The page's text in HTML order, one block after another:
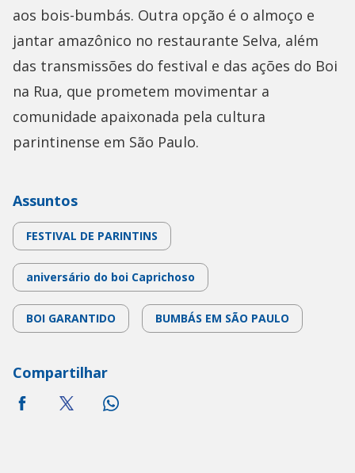
aos bois-bumbás. Outra opção é o almoço e
jantar amazônico no restaurante Selva, além
das transmissões do festival e das ações do Boi
na Rua, que prometem movimentar a
comunidade apaixonada pela cultura
parintinense em São Paulo.
Assuntos
FESTIVAL DE PARINTINS
aniversário do boi Caprichoso
BOI GARANTIDO BUMBÁS EM SÃO PAULO
Compartilhar